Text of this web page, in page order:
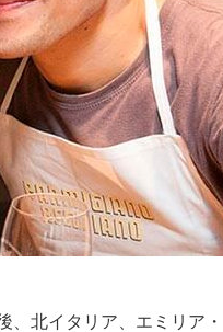
、北イタリア、エミリア